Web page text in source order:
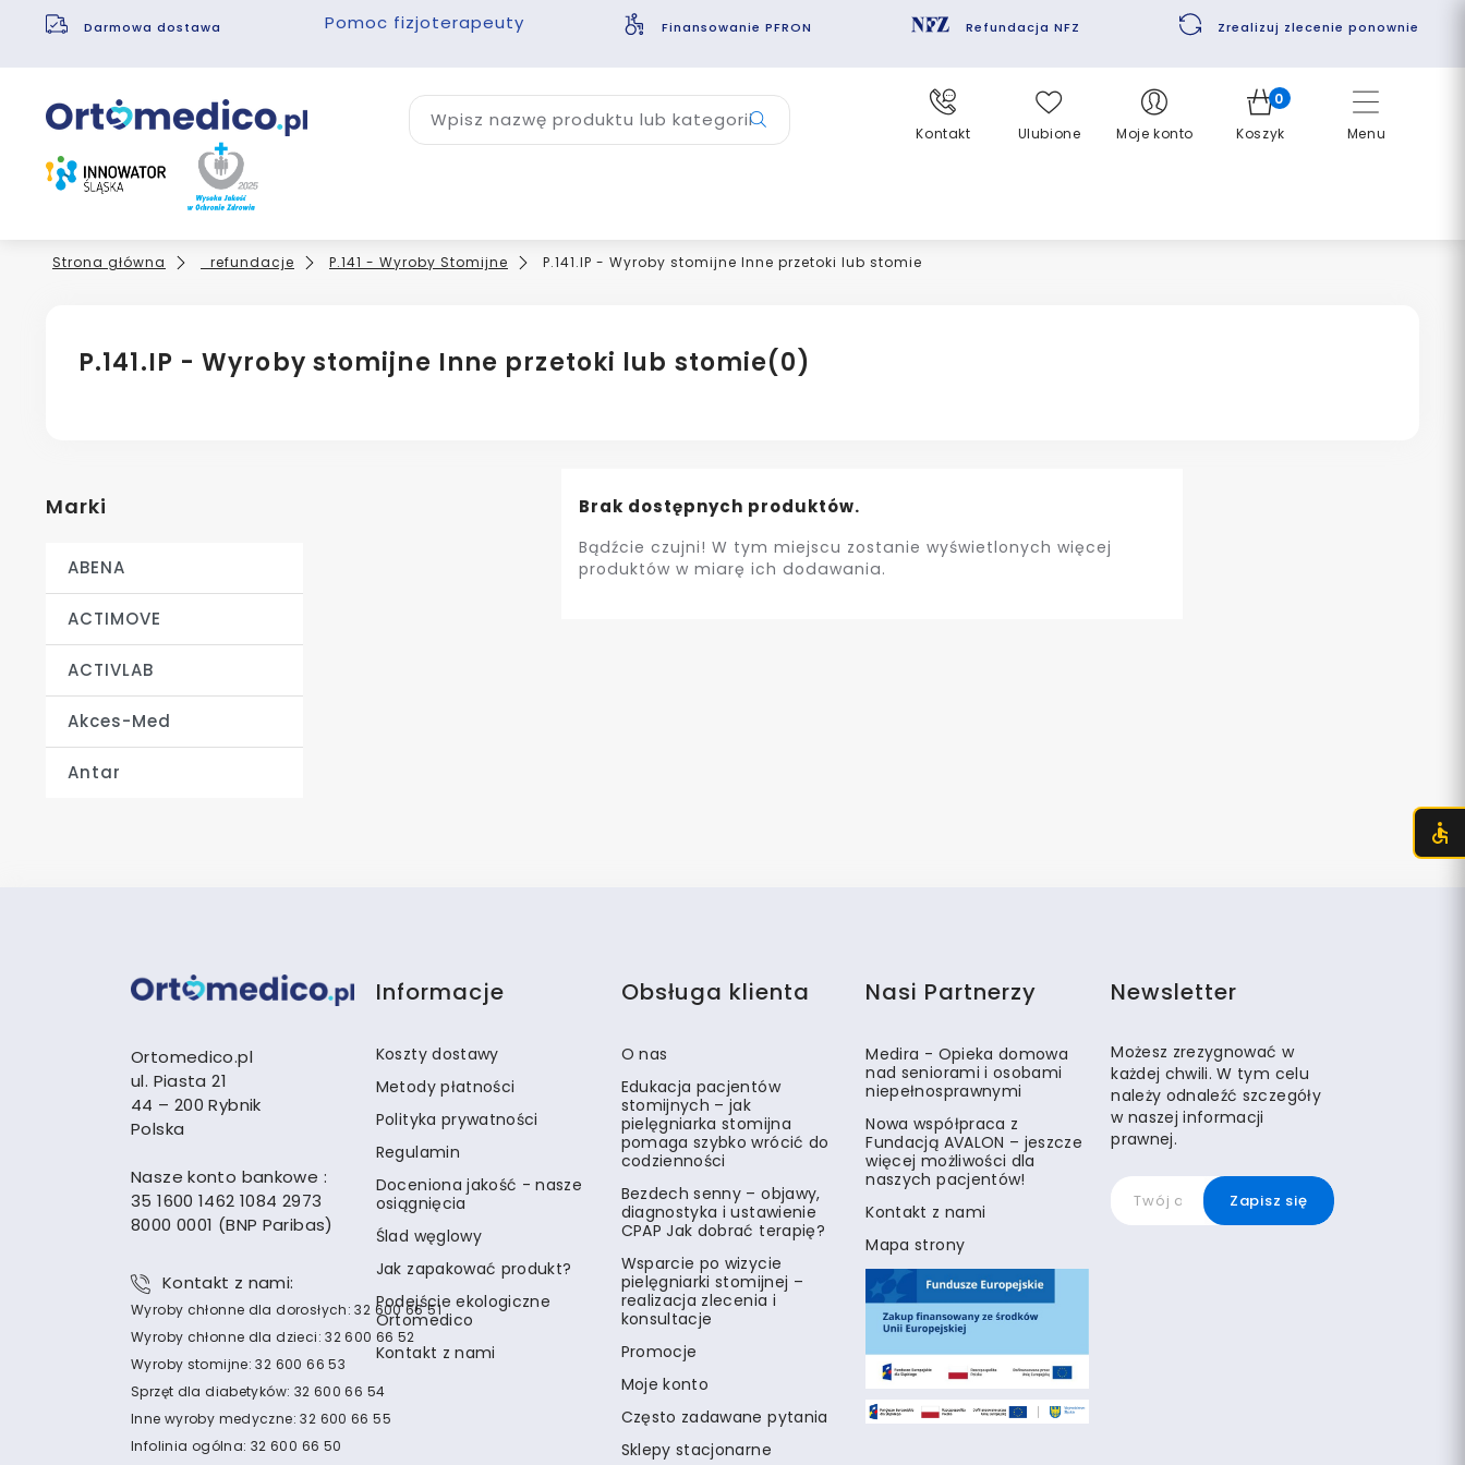
Darmowa dostawa Pomoc fizjoterapeuty Finansowanie PFRON Refundacja NFZ Zrealizuj zlecenie ponownie
Menu
Wpisz nazwę produktu lub kategorii
Kontakt Ulubione Moje konto
0
Koszyk
Strona główna _refundacje P.141 - Wyroby Stomijne P.141.IP - Wyroby stomijne Inne przetoki lub stomie
P.141.IP - Wyroby stomijne Inne przetoki lub stomie(0)
Marki
ABENA
ACTIMOVE
ACTIVLAB
Akces-Med
Antar
Brak dostępnych produktów.
Bądźcie czujni! W tym miejscu zostanie wyświetlonych więcej
produktów w miarę ich dodawania.
Ortomedico.pl
ul. Piasta 21
44 – 200 Rybnik
Polska
Nasze konto bankowe :
35 1600 1462 1084 2973
8000 0001 (BNP Paribas)
Kontakt z nami:
Wyroby chłonne dla dorosłych: 32 600 66 51
Wyroby chłonne dla dzieci: 32 600 66 52
Wyroby stomijne: 32 600 66 53
Sprzęt dla diabetyków: 32 600 66 54
Inne wyroby medyczne: 32 600 66 55
Infolinia ogólna: 32 600 66 50
Informacje
Koszty dostawy
Metody płatności
Polityka prywatności
Regulamin
Doceniona jakość - nasze
osiągnięcia
Ślad węglowy
Jak zapakować produkt?
Podejście ekologiczne
Ortomedico
Kontakt z nami
Obsługa klienta
O nas
Edukacja pacjentów
stomijnych – jak
pielęgniarka stomijna
pomaga szybko wrócić do
codzienności
Bezdech senny – objawy,
diagnostyka i ustawienie
CPAP Jak dobrać terapię?
Wsparcie po wizycie
pielęgniarki stomijnej –
realizacja zlecenia i
konsultacje
Promocje
Moje konto
Często zadawane pytania
Sklepy stacjonarne
Nasi Partnerzy
Medira - Opieka domowa
nad seniorami i osobami
niepełnosprawnymi
Nowa współpraca z
Fundacją AVALON – jeszcze
więcej możliwości dla
naszych pacjentów!
Kontakt z nami
Mapa strony
Newsletter
Możesz zrezygnować w
każdej chwili. W tym celu
należy odnaleźć szczegóły
w naszej informacji
prawnej.